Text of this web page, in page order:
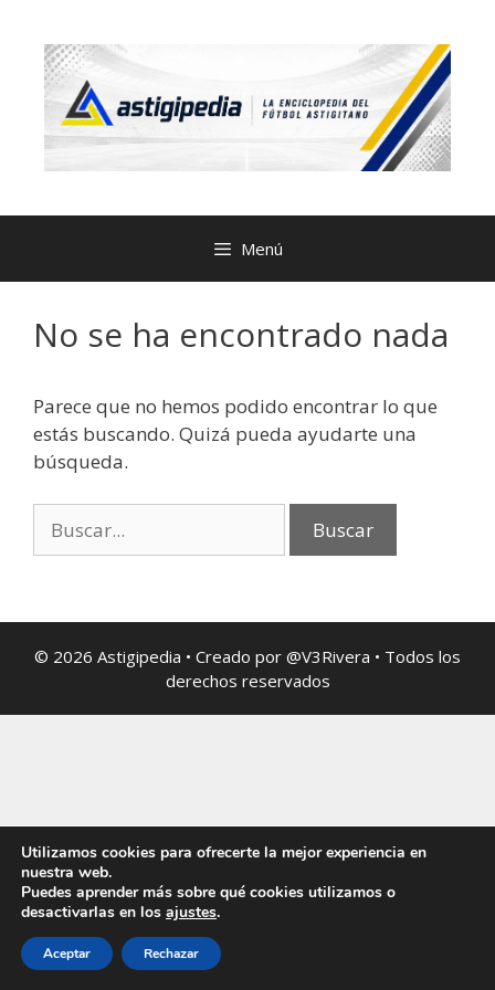
Menú
No se ha encontrado nada
Parece que no hemos podido encontrar lo que
estás buscando. Quizá pueda ayudarte una
búsqueda.
© 2026 Astigipedia • Creado por @V3Rivera • Todos los
derechos reservados
Utilizamos cookies para ofrecerte la mejor experiencia en
nuestra web.
Puedes aprender más sobre qué cookies utilizamos o
desactivarlas en los ajustes.
Aceptar Rechazar